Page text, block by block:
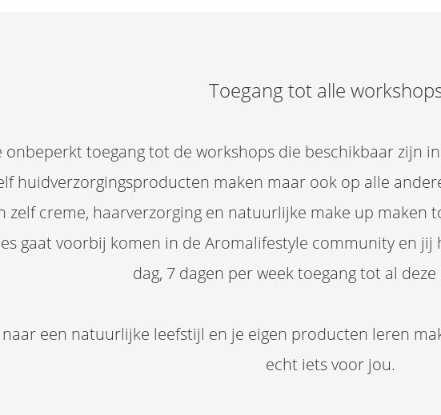
Toegang tot alle
onbeperkt toegang tot de workshops die beschikbaar zijn
huidverzorgingsproducten maken maar ook op alle
zelf creme, haarverzorging en natuurlijke make up maken
gaat voorbij komen in de Aromalifestyle community en
dag, 7 dagen per week toegang tot al
een natuurlijke leefstijl en je eigen producten leren
echt iets voor jou.